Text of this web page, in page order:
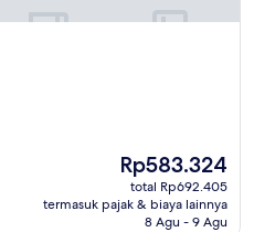
Harga
sekarang
Rp583.324
Rp583.324
total Rp692.405
termasuk pajak & biaya lainnya
8 Agu - 9 Agu